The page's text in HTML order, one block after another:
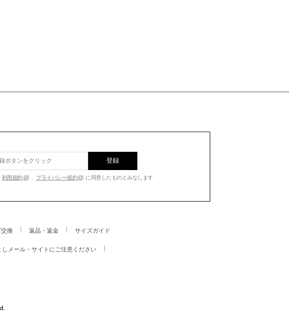
登録
利用規約 、 プライバシー規約 に同意したものとみなします
換 返品・返金 サイズガイド
しメール・サイトにご注意ください